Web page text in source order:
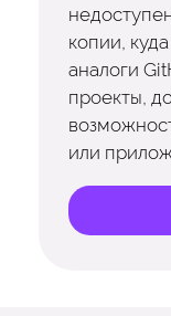
копии,
аналоги
проекты,
или